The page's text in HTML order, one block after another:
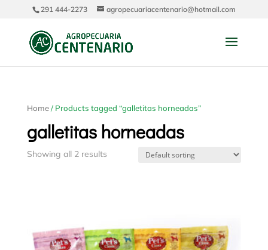
291 444-2273 agropecuariacentenario@hotmail.com
Home/ Products tagged “galletitas horneadas”
galletitas horneadas
Showing all 2 results